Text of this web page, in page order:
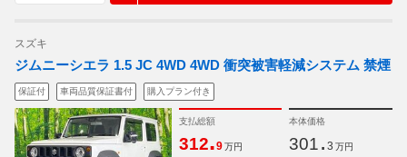
スズキ
ジムニーシエラ 1.5 JC 4WD 4WD 衝突被害軽減システム 禁煙
保証付 車両品質保証書付 購入プラン付き
支払総額
312.9 万円
本体価格
301. 3 万円